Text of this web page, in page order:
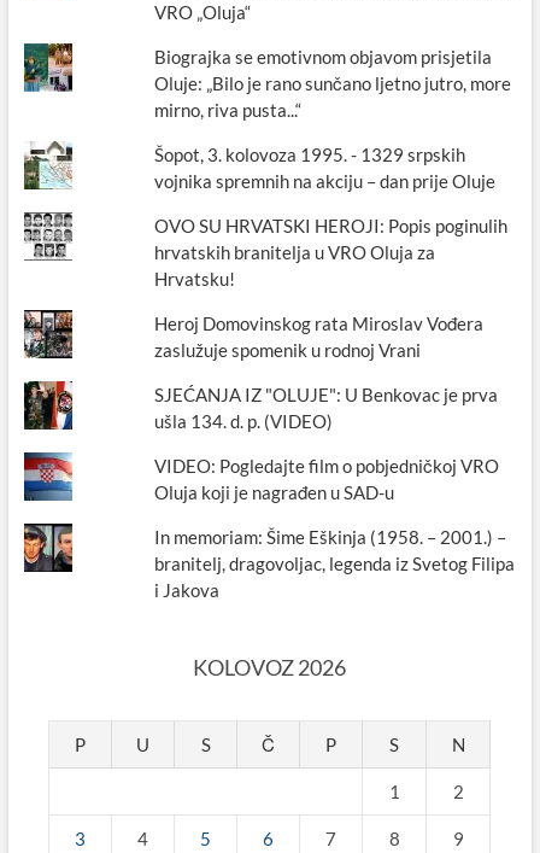
VRO „Oluja“
Biograjka se emotivnom objavom prisjetila
Oluje: „Bilo je rano sunčano ljetno jutro, more
mirno, riva pusta...“
Šopot, 3. kolovoza 1995. - 1329 srpskih
vojnika spremnih na akciju – dan prije Oluje
OVO SU HRVATSKI HEROJI: Popis poginulih
hrvatskih branitelja u VRO Oluja za
Hrvatsku!
Heroj Domovinskog rata Miroslav Vođera
zaslužuje spomenik u rodnoj Vrani
SJEĆANJA IZ "OLUJE": U Benkovac je prva
ušla 134. d. p. (VIDEO)
VIDEO: Pogledajte film o pobjedničkoj VRO
Oluja koji je nagrađen u SAD-u
In memoriam: Šime Eškinja (1958. – 2001.) –
branitelj, dragovoljac, legenda iz Svetog Filipa
i Jakova
KOLOVOZ 2026
P U S Č P S N
1 2
3 4 5 6 7 8 9